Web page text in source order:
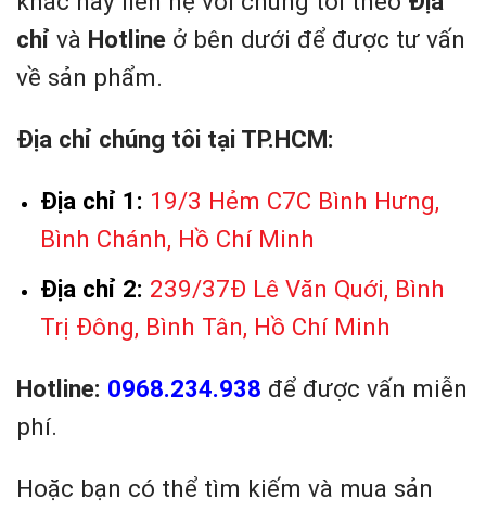
chỉ và Hotline ở bên dưới để được tư vấn
về sản phẩm.
Địa chỉ chúng tôi tại TP.HCM:
Địa chỉ 1: 19/3 Hẻm C7C Bình Hưng,
Bình Chánh, Hồ Chí Minh
Địa chỉ 2: 239/37Đ Lê Văn Quới, Bình
Trị Đông, Bình Tân, Hồ Chí Minh
Hotline: 0968.234.938 để được vấn miễn
phí.
Hoặc bạn có thể tìm kiếm và mua sản